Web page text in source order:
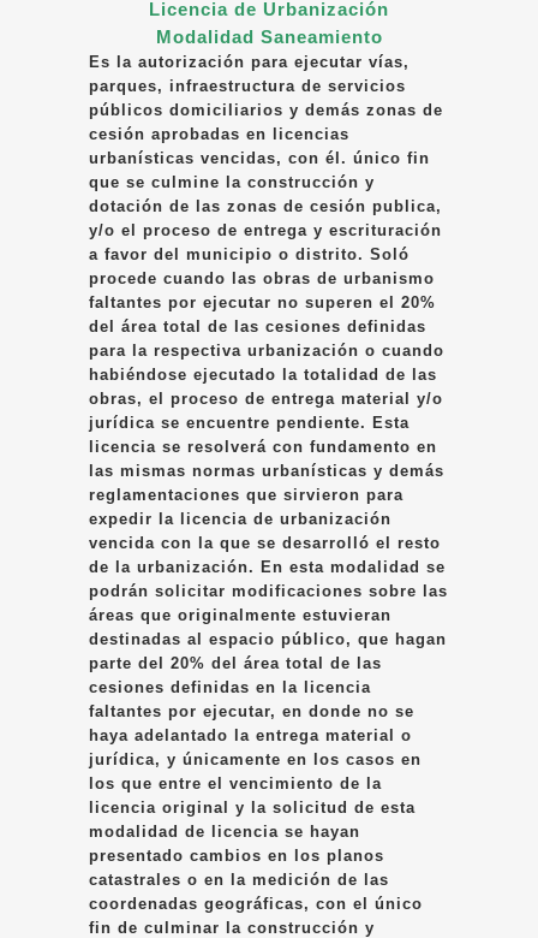
Licencia de Urbanización
Modalidad Saneamiento
Es la autorización para ejecutar vías,
parques, infraestructura de servicios
públicos domiciliarios y demás zonas de
cesión aprobadas en licencias
urbanísticas vencidas, con él. único fin
que se culmine la construcción y
dotación de las zonas de cesión publica,
y/o el proceso de entrega y escrituración
a favor del municipio o distrito. Soló
procede cuando las obras de urbanismo
faltantes por ejecutar no superen el 20%
del área total de las cesiones definidas
para la respectiva urbanización o cuando
habiéndose ejecutado la totalidad de las
obras, el proceso de entrega material y/o
jurídica se encuentre pendiente. Esta
licencia se resolverá con fundamento en
las mismas normas urbanísticas y demás
reglamentaciones que sirvieron para
expedir la licencia de urbanización
vencida con la que se desarrolló el resto
de la urbanización. En esta modalidad se
podrán solicitar modificaciones sobre las
áreas que originalmente estuvieran
destinadas al espacio público, que hagan
parte del 20% del área total de las
cesiones definidas en la licencia
faltantes por ejecutar, en donde no se
haya adelantado la entrega material o
jurídica, y únicamente en los casos en
los que entre el vencimiento de la
licencia original y la solicitud de esta
modalidad de licencia se hayan
presentado cambios en los planos
catastrales o en la medición de las
coordenadas geográficas, con el único
fin de culminar la construcción y